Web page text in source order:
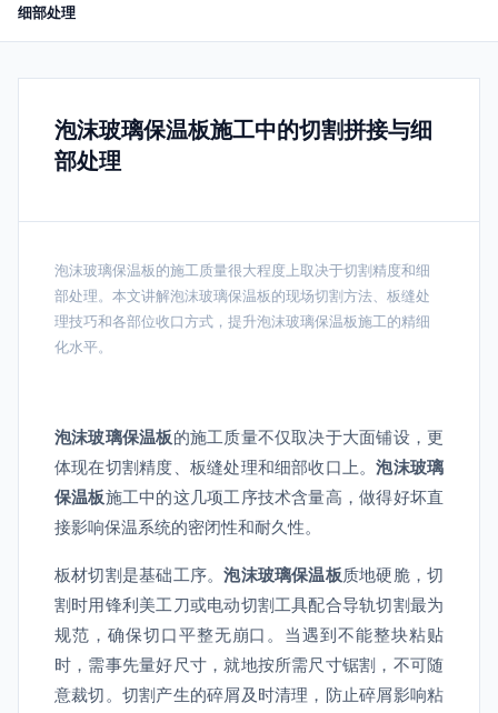
细部处理
泡沫玻璃保温板施工中的切割拼接与细
部处理
泡沫玻璃保温板的施工质量很大程度上取决于切割精度和细
部处理。本文讲解泡沫玻璃保温板的现场切割方法、板缝处
理技巧和各部位收口方式，提升泡沫玻璃保温板施工的精细
化水平。
泡沫玻璃保温板的施工质量不仅取决于大面铺设，更
体现在切割精度、板缝处理和细部收口上。泡沫玻璃
保温板施工中的这几项工序技术含量高，做得好坏直
接影响保温系统的密闭性和耐久性。
板材切割是基础工序。泡沫玻璃保温板质地硬脆，切
割时用锋利美工刀或电动切割工具配合导轨切割最为
规范，确保切口平整无崩口。当遇到不能整块粘贴
时，需事先量好尺寸，就地按所需尺寸锯割，不可随
意裁切。切割产生的碎屑及时清理，防止碎屑影响粘